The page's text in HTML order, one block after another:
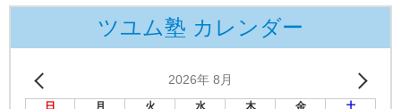
ツユム塾 カレンダー
2026年 8月
日 月 火 水 木 金 土